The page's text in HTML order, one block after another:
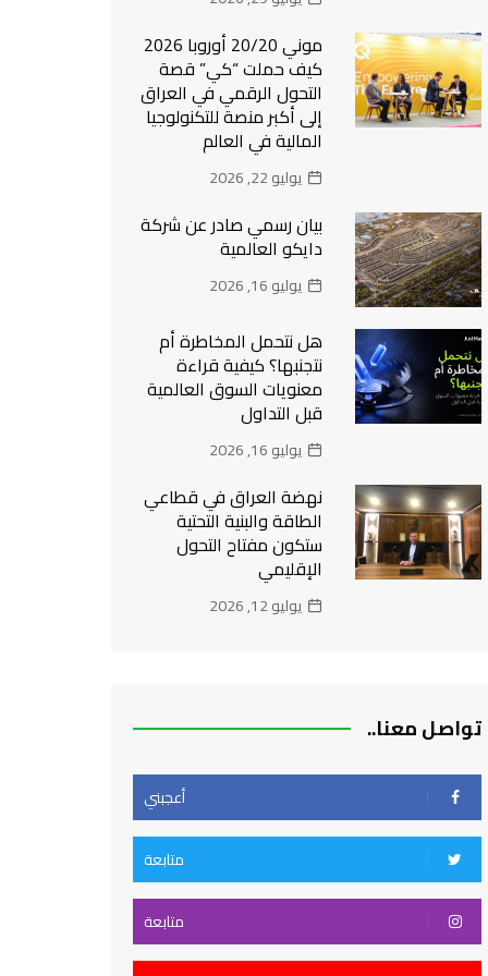
موني 20/20 أوروبا 2026
كيف حملت “كي” قصة
التحول الرقمي في العراق
إلى أكبر منصة للتكنولوجيا
المالية في العالم
يوليو 22, 2026
بيان رسمي صادر عن شركة
دايكو العالمية
يوليو 16, 2026
هل نتحمل المخاطرة أم
نتجنبها؟ كيفية قراءة
معنويات السوق العالمية
قبل التداول
يوليو 16, 2026
نهضة العراق في قطاعي
الطاقة والبنية التحتية
ستكون مفتاح التحول
الإقليمي
يوليو 12, 2026
تواصل معنا..
أعجبني
متابعة
متابعة